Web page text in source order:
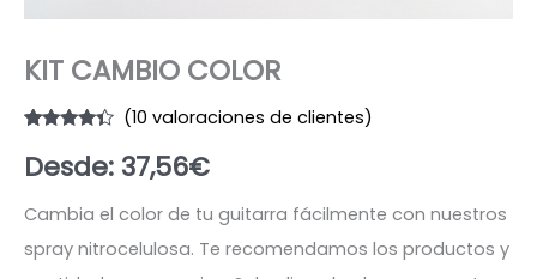
KIT CAMBIO COLOR
con4.20
de 5 en
valoraciones
clientes
(10 valoraciones de clientes)
Desde: 37,56€
Cambia el color de tu guitarra fácilmente con nuestros
spray nitrocelulosa. Te recomendamos los productos y